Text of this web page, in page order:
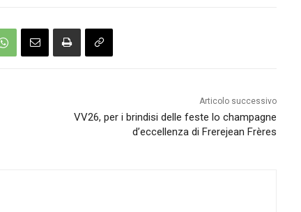
Articolo successivo
VV26, per i brindisi delle feste lo champagne
d’eccellenza di Frerejean Frères